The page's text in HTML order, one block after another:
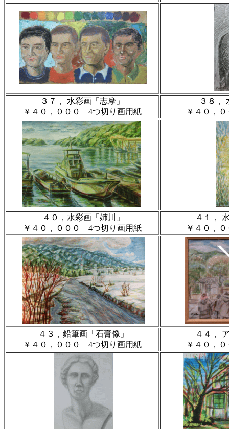
３７， 水彩画「志摩」
￥４０，０００ 4つ切り画用紙
３８，
￥４０，
４０，水彩画「姉川」
￥４０，０００ 4つ切り画用紙
４１，
￥４０，
４３，鉛筆画「石膏像」
￥４０，０００ 4つ切り画用紙
４４，
￥４０，